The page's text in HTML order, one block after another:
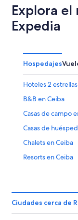
Explora el
Expedia
Hospedajes
Hoteles 2
B&B en Ceiba
Casas de campo
Casas de
Chalets en Ceiba
Resorts en Ceiba
Hostales en Ceiba
Hilton Hotels en
Ciudades cerca de